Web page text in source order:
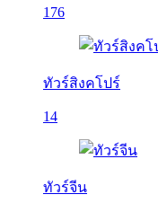
176
ทัวร์สิงคโปร์
14
ทัวร์จีน